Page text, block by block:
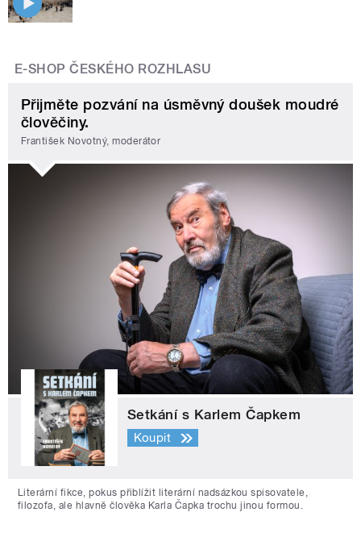
E-SHOP ČESKÉHO ROZHLASU
Přijměte pozvání na úsměvný doušek moudré
člověčiny.
František Novotný, moderátor
Setkání s Karlem Čapkem
Koupit
Literární fikce, pokus přiblížit literární nadsázkou spisovatele,
filozofa, ale hlavně člověka Karla Čapka trochu jinou formou.